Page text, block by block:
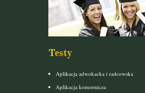
Testy
Aplikacja adwokacka i radcowska
Aplikacja komornicza